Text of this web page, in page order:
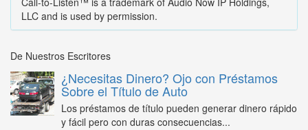
LLC and is used by permission.
De Nuestros Escritores
¿Necesitas Dinero? Ojo con Préstamos
Sobre el Título de Auto
Los préstamos de título pueden generar dinero rápido
y fácil pero con duras consecuencias...